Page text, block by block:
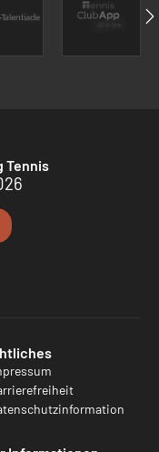
Tennis